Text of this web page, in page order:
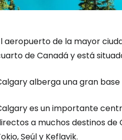
aeropuerto de la mayor
de Canadá y está
alberga una gran base
es un importante
a muchos destinos de
Seúl y Keflavik.